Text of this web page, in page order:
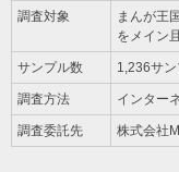
調査対象
まんが王
をメイン
サンプル数 1,236サ
調査方法 インター
調査委託先 株式会社